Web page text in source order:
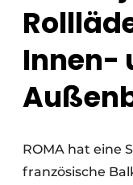
Innen-
ROMA hat eine
französische